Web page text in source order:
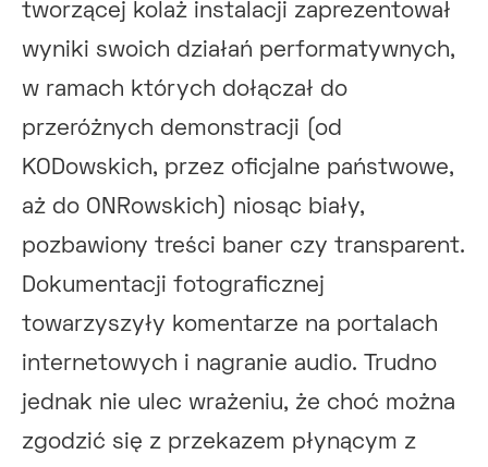
tworzącej kolaż instalacji zaprezentował
wyniki swoich działań performatywnych,
w ramach których dołączał do
przeróżnych demonstracji (od
KODowskich, przez oficjalne państwowe,
aż do ONRowskich) niosąc biały,
pozbawiony treści baner czy transparent.
Dokumentacji fotograficznej
towarzyszyły komentarze na portalach
internetowych i nagranie audio. Trudno
jednak nie ulec wrażeniu, że choć można
zgodzić się z przekazem płynącym z